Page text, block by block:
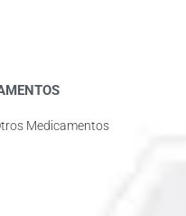
Medicamentos